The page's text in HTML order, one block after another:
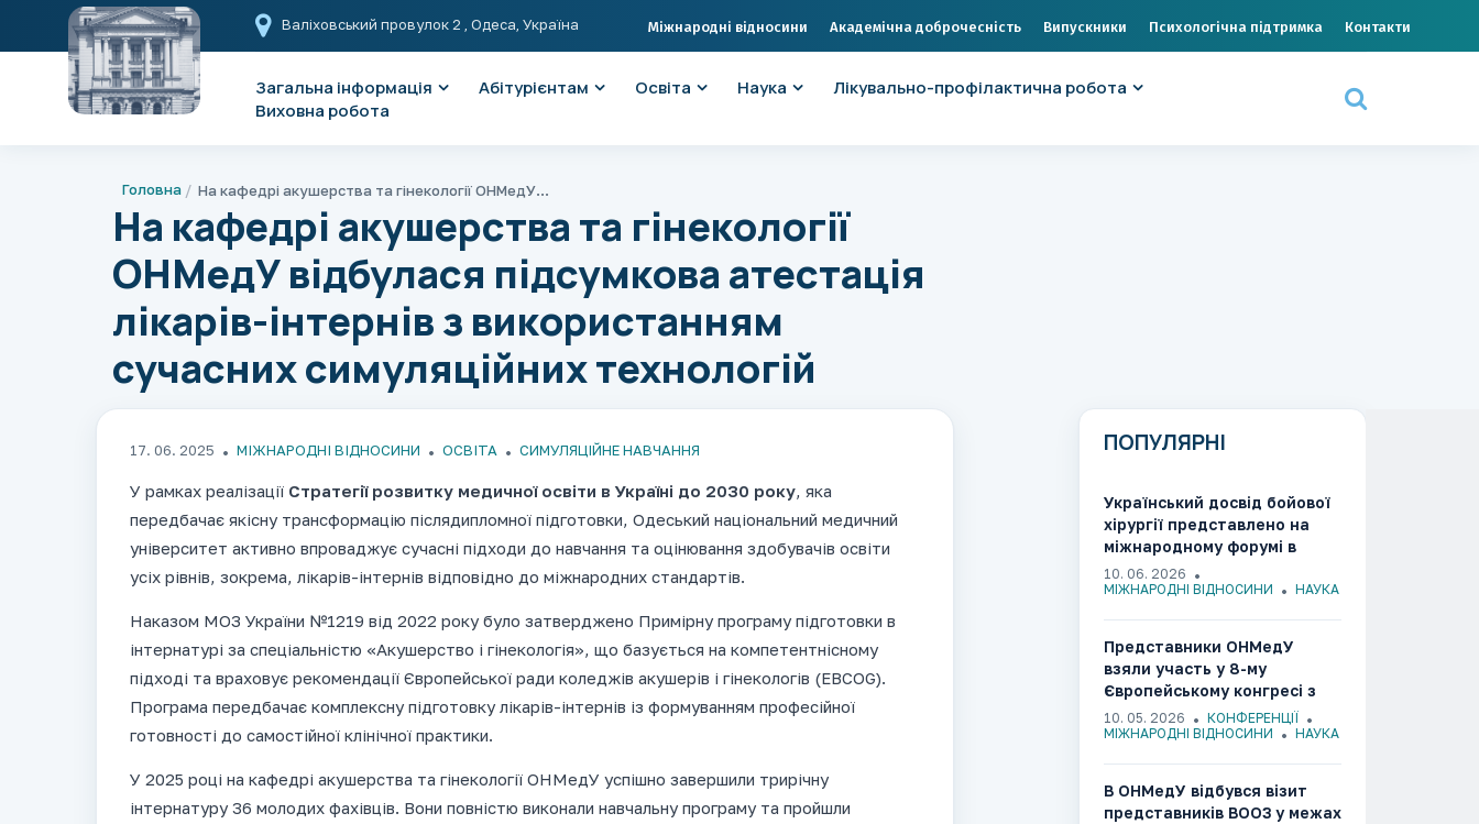
Валіховський провулок 2 , Одеса, Україна Міжнародні відносини Академічна доброчесність Випускники Психологічна підтримка Контакти
Загальна інформація Абітурієнтам Освіта Наука
Лікувально-профілактична робота
Виховна робота
Головна На кафедрі акушерства та гінекології ОНМедУ відбулася підсумкова атестація лікарів-інтернів з використанням сучасних симуляційних технологій
На кафедрі акушерства та гінекології
ОНМедУ відбулася підсумкова атестація
лікарів-інтернів з використанням
сучасних симуляційних технологій
17. 06. 2025 МІЖНАРОДНІ ВІДНОСИНИ ОСВІТА СИМУЛЯЦІЙНЕ НАВЧАННЯ
У рамках реалізації Стратегії розвитку медичної освіти в Україні до 2030 року, яка
передбачає якісну трансформацію післядипломної підготовки, Одеський національний медичний
університет активно впроваджує сучасні підходи до навчання та оцінювання здобувачів освіти
усіх рівнів, зокрема, лікарів-інтернів відповідно до міжнародних стандартів.
Наказом МОЗ України №1219 від 2022 року було затверджено Примірну програму підготовки в
інтернатурі за спеціальністю «Акушерство і гінекологія», що базується на компетентнісному
підході та враховує рекомендації Європейської ради коледжів акушерів і гінекологів (EBCOG).
Програма передбачає комплексну підготовку лікарів-інтернів із формуванням професійної
готовності до самостійної клінічної практики.
У 2025 році на кафедрі акушерства та гінекології ОНМедУ успішно завершили трирічну
інтернатуру 36 молодих фахівців. Вони повністю виконали навчальну програму та пройшли
ПОПУЛЯРНІ
Український досвід бойової
хірургії представлено на
міжнародному форумі в
Литві
10. 06. 2026
МІЖНАРОДНІ ВІДНОСИНИ
НАУКА
Представники ОНМедУ
взяли участь у 8-му
Європейському конгресі з
ендометріозу(Італія,
Болонья, 2026)
10. 05. 2026
КОНФЕРЕНЦІЇ
МІЖНАРОДНІ ВІДНОСИНИ
НАУКА
В ОНМедУ відбувся візит
представників ВООЗ у межах